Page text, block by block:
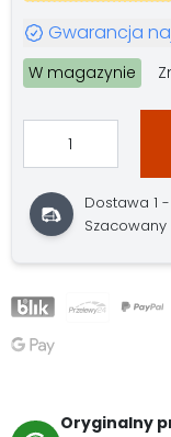
Gwarancja
W magazynie
Dostawa 1
Szacowany
Oryginalny